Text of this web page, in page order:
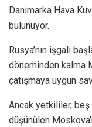
Danimarka Hava
bulunuyor.
Rusya’nın işgali
döneminden kalma
çatışmaya uygun
Ancak yetkililer, beş
düşünülen